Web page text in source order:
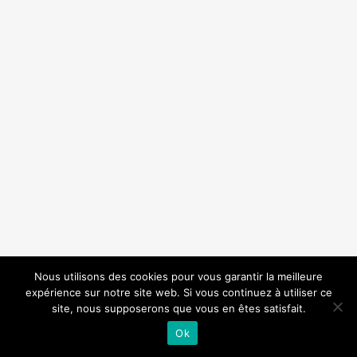
© 2020 • AKCESS •Mentions légales•Agence de
communicationInsightCom •Création de site internet
Montpellier Keole & Gzoline
Nous utilisons des cookies pour vous garantir la meilleure
expérience sur notre site web. Si vous continuez à utiliser ce
site, nous supposerons que vous en êtes satisfait.
Ok